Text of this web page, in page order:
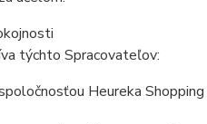
týchto Spracovateľov:
Heureka